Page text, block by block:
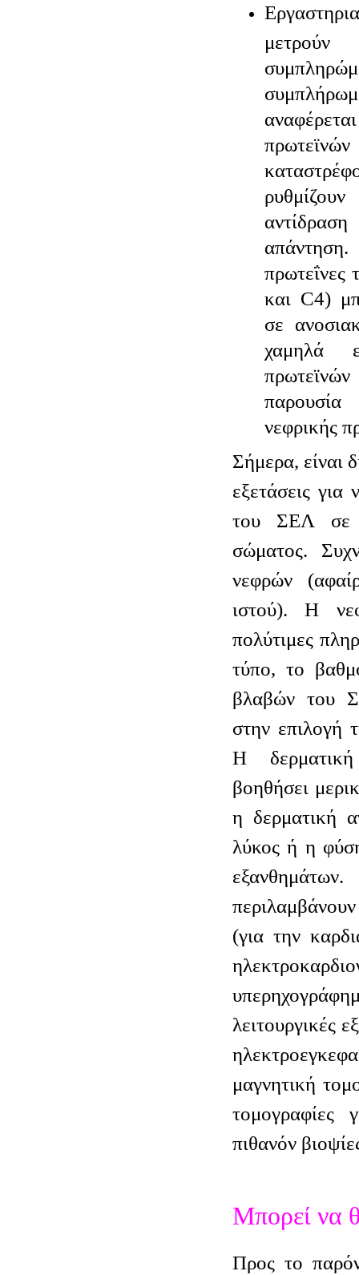
πρωτεΐνες
και C4)
σε
χαμηλά
παρουσία
νεφρικής
Σήμερα, είναι
εξετάσεις για
του ΣΕΛ σε
σώματος.
νεφρών
ιστού). Η
πολύτιμες
τύπο, το
βλαβών του
στην επιλογή
Η
βοηθήσει
η δερματική
λύκος ή η
(για την
λειτουργικές
μαγνητική
τομογραφίες
πιθανόν
Μπορεί να
Προς το